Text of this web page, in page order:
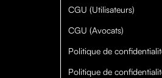
CGU (Utilisateurs)
CGU (Avocats)
Politique de
Politique de